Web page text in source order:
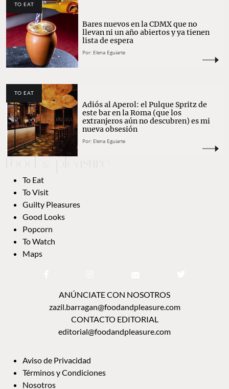
TO EAT
Bares nuevos en la CDMX que no
llevan ni un año abiertos y ya tienen
lista de espera
Por: Elena Eguiarte
TO EAT
Adiós al Aperol: el Pulque Spritz de
este bar en la Roma (que los
extranjeros aún no descubren) es mi
nueva obsesión
Por: Elena Eguiarte
To Eat
To Visit
Guilty Pleasures
Good Looks
Popcorn
To Watch
Maps
ANÚNCIATE CON NOSOTROS
zazil.barragan@foodandpleasure.com
CONTACTO EDITORIAL
editorial@foodandpleasure.com
Aviso de Privacidad
Términos y Condiciones
Nosotros